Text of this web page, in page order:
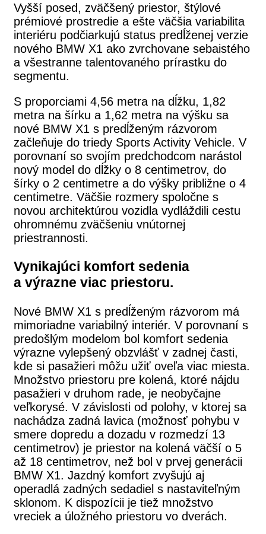
Vyšší posed, zväčšený priestor, štýlové
prémiové prostredie a ešte väčšia variabilita
interiéru podčiarkujú status predĺženej verzie
nového BMW X1 ako zvrchovane sebaistého
a všestranne talentovaného prírastku do
segmentu.
S proporciami 4,56 metra na dĺžku, 1,82
metra na šírku a 1,62 metra na výšku sa
nové BMW X1 s predĺženým rázvorom
začleňuje do triedy Sports Activity Vehicle. V
porovnaní so svojím predchodcom narástol
nový model do dĺžky o 8 centimetrov, do
šírky o 2 centimetre a do výšky približne o 4
centimetre. Väčšie rozmery spoločne s
novou architektúrou vozidla vydláždili cestu
ohromnému zväčšeniu vnútornej
priestrannosti.
Vynikajúci komfort sedenia
a výrazne viac priestoru.
Nové BMW X1 s predĺženým rázvorom má
mimoriadne variabilný interiér. V porovnaní s
predošlým modelom bol komfort sedenia
výrazne vylepšený obzvlášť v zadnej časti,
kde si pasažieri môžu užiť oveľa viac miesta.
Množstvo priestoru pre kolená, ktoré nájdu
pasažieri v druhom rade, je neobyčajne
veľkorysé. V závislosti od polohy, v ktorej sa
nachádza zadná lavica (možnosť pohybu v
smere dopredu a dozadu v rozmedzí 13
centimetrov) je priestor na kolená väčší o 5
až 18 centimetrov, než bol v prvej generácii
BMW X1. Jazdný komfort zvyšujú aj
operadlá zadných sedadiel s nastaviteľným
sklonom. K dispozícii je tiež množstvo
vreciek a úložného priestoru vo dverách.